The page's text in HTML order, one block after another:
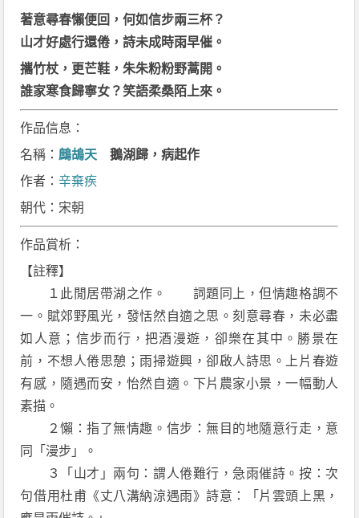
著意尋春懶便回，何如信步兩三杯？
山才好處行還倦，詩未成時雨早催。
攜竹杖，更芒鞋，朱朱粉粉野蒿開。
誰家寒食歸寧女？笑語柔桑陌上來。
作品信息：
名稱： 鷓鴣天 鵝湖歸，病起作
作者：辛棄疾
朝代：宋朝
作品賞析：
【註釋】
１此閒居帶湖之作。 詞題同上，但情趣格調不
一。賦郊野風光，發恬然自適之思。刻意尋春，未必盡
如人意；信步而行，把酒漫遊，卻樂在其中。勝景在
前，不想人倦思憩；雨掃遊興，卻啟人詩思。上片春遊
有感，隨遇而安，怡然自適。下片農家小景，一幅動人
素描。
２懶：指了無情趣。信步：無目的地隨意行走，意
同「漫步」。
３「山才」兩句：謂人倦難行，急雨催詩。按：次
句借用杜甫《丈八溝納涼遇雨》詩意：「片雲頭上黑，